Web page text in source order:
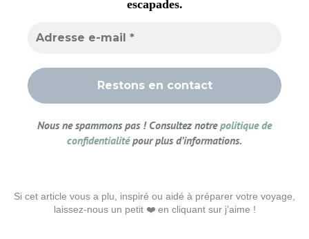
escapades.
Nous ne spammons pas ! Consultez notrepolitique de
confidentialitépour plus d’informations.
Si cet article vous a plu, inspiré ou aidé à préparer votre voyage,
laissez-nous un petit ❤️ en cliquant sur j’aime !